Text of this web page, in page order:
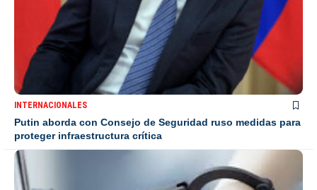
INTERNACIONALES
Putin aborda con Consejo de Seguridad ruso medidas para
proteger infraestructura crítica